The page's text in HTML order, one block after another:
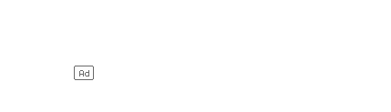
Duelo de invictos en el Parejas